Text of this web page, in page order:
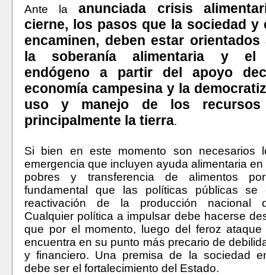
Ante la anunciada crisis
cierne, los pasos que la sociedad y
encaminen, deben estar
la soberanía alimentaria y el
endógeno a partir del apoyo
economía campesina y la
uso y manejo de los recursos
principalmente la tierra.
Si bien en este momento son necesarios
emergencia que incluyen ayuda alimentaria
pobres y transferencia de alimentos
fundamental que las políticas públicas se
reactivación de la producción nacional
Cualquier política a impulsar debe hacerse
que por el momento, luego del feroz ataque
encuentra en su punto más precario de
y financiero. Una premisa de la sociedad
debe ser el fortalecimiento del Estado.